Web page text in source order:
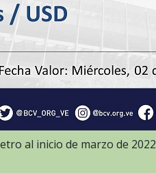
al inicio de marzo de 2022